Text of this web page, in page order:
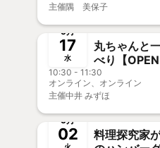
主催隅 美保子
終了
5月
17
水
丸ちゃんと
べり【
10:30 - 11:30
オンライン、オンライン
主催中井 みずほ
終了
5月
02
料理探究家